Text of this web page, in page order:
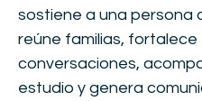
sostiene a una persona
reúne familias, fortalece
conversaciones,
estudio y genera